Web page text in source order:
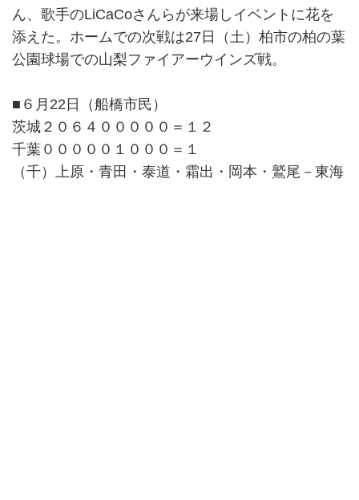
ん、歌手のLiCaCoさんらが来場しイベントに花を
添えた。ホームでの次戦は27日（土）柏市の柏の葉
公園球場での山梨ファイアーウインズ戦。
■６月22日（船橋市民）
茨城２０６４０００００＝１２
千葉０００００１０００＝１
（千）上原・青田・泰道・霜出・岡本・鷲尾－東海